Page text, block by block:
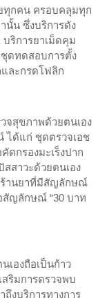
ทุกคน ครอบคลุมทุก
นั้น ซึ่งบริการดัง
บริการยาเม็ดคุม
ชุดทดสอบการตั้ง
และกรดโฟลิก
จสุขภาพด้วยตนเอง
ได้แก่ ชุดตรวจเอช
ดกรองมะเร็งปาก
สาวะด้วยตนเอง
ร้านยาที่มีสัญลักษณ์
สัญลักษณ์ “30 บาท
เองถือเป็นก้าว
ริมการตรวจพบ
ถึงบริการทางการ